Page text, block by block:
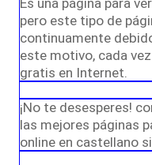
Es una página para
pero este tipo de
continuamente
este motivo, cada
gratis en Internet.
¡No te desesperes!
las mejores páginas
online en castellano